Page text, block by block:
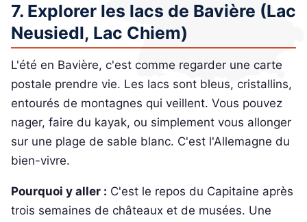
7. Explorer les lacs de Bavière (Lac
Neusiedl, Lac Chiem)
L'été en Bavière, c'est comme regarder une carte
postale prendre vie. Les lacs sont bleus, cristallins,
entourés de montagnes qui veillent. Vous pouvez
nager, faire du kayak, ou simplement vous allonger
sur une plage de sable blanc. C'est l'Allemagne du
bien-vivre.
Pourquoi y aller : C'est le repos du Capitaine après
trois semaines de châteaux et de musées. Une